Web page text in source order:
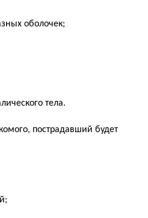
оболочек;
тела.
пострадавший будет